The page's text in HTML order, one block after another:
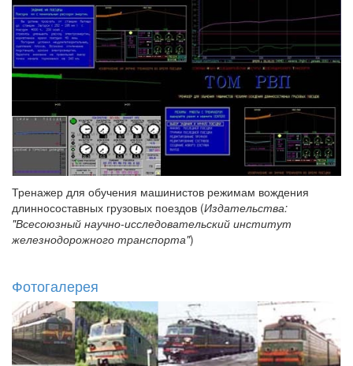
Тренажер для обучения машинистов режимам вождения
длинносоставных грузовых поездов (Издательства:
"Всесоюзный научно-исследовательский институт
железнодорожного транспорта")
Фотогалерея